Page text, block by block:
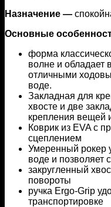
Назначение —
Основные
форма
волне и обладает
отличными
воде.
Закладная для
хвосте и две
крепления вещей
Коврик из EVA с
сцеплением
Умеренный рокер
воде и позволяет
закругленный
повороты
ручка Ergo-Grip
транспортировке